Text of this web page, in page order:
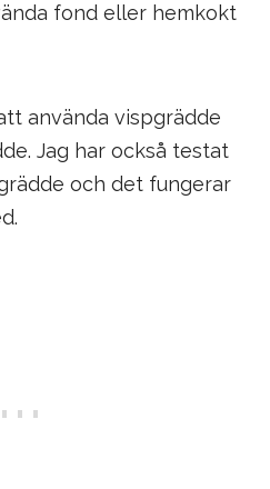
fond eller hemkokt
använda vispgrädde
Jag har också testat
och det fungerar